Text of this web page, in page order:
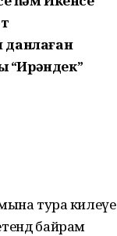
данлаған
“Ирәндек”
тура килеүе
байрам